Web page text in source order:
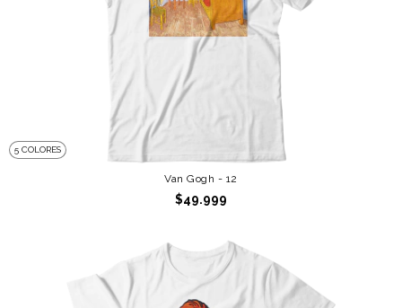
5 COLORES
Van Gogh - 12
$49.999